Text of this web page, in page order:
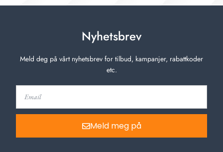
Nyhetsbrev
Meld deg på vårt nyhetsbrev for tilbud, kampanjer, rabattkoder
etc.
Meld meg på